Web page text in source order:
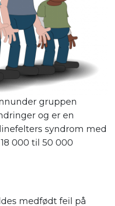
gruppen
og er en
syndrom med
000 til 50 000
medfødt feil på